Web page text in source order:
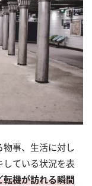
事、生活に対し
ている状況を表
転機が訪れる瞬間